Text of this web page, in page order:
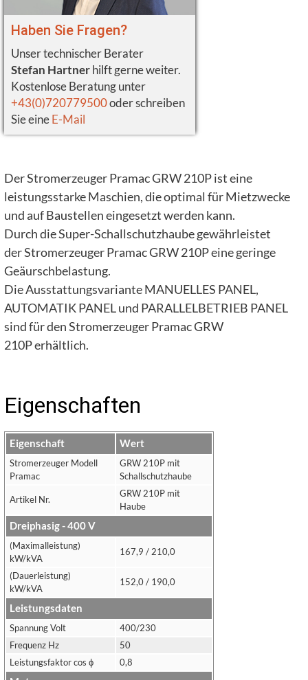
Haben Sie Fragen?
Unser technischer Berater
Stefan Hartnerhilft gerne weiter.
Kostenlose Beratung unter
+43(0)720779500oder schreiben
Sie eineE-Mail
Der Stromerzeuger Pramac GRW 210P ist eine
leistungsstarke Maschien, die optimal für Mietzwecke
und auf Baustellen eingesetzt werden kann.
Durch die Super-Schallschutzhaube gewährleistet
der Stromerzeuger Pramac GRW 210P eine geringe
Geäurschbelastung.
Die Ausstattungsvariante MANUELLES PANEL,
AUTOMATIK PANEL und PARALLELBETRIEB PANEL
sind für den Stromerzeuger Pramac GRW
210P erhältlich.
Eigenschaften
Eigenschaft Wert
Stromerzeuger Modell
Pramac
GRW 210P mit
Schallschutzhaube
Artikel Nr.
GRW 210P mit
Haube
Dreiphasig - 400 V
(Maximalleistung)
kW/kVA
167,9 / 210,0
(Dauerleistung)
kW/kVA
152,0 / 190,0
Leistungsdaten
Spannung Volt
400/230
Frequenz Hz
50
Leistungsfaktor cos ϕ
0,8